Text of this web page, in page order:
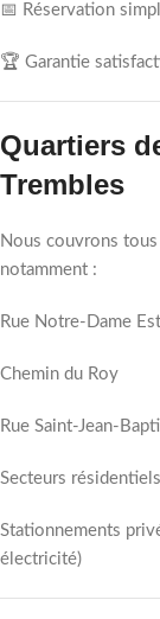
📅 Réservation
🏆 Garantie
Quartiers
Trembles
Nous couvrons
notamment :
Rue Notre-Dame Est
Chemin du Roy
Rue Saint-Jean-
Secteurs
Stationnements
électricité)